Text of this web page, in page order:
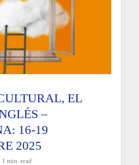
EL
–
16-19
2025
1 min. read